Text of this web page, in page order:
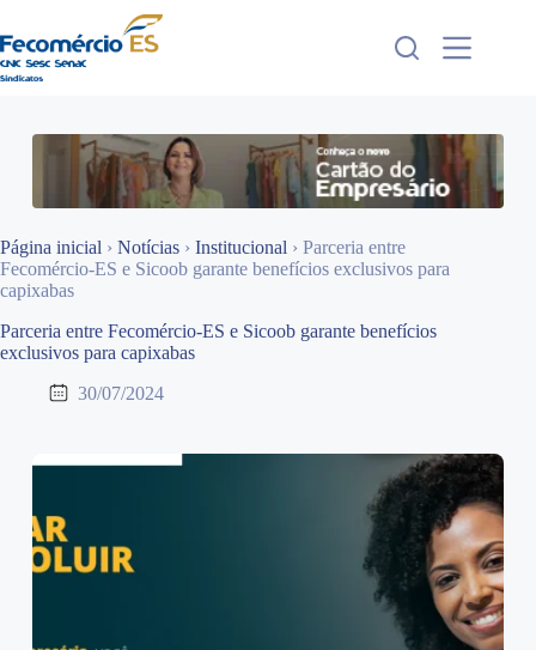
para
o
conteúdo
Página inicial › Notícias › Institucional › Parceria entre
Fecomércio-ES e Sicoob garante benefícios exclusivos para
capixabas
Parceria entre Fecomércio-ES e Sicoob garante benefícios
exclusivos para capixabas
30/07/2024